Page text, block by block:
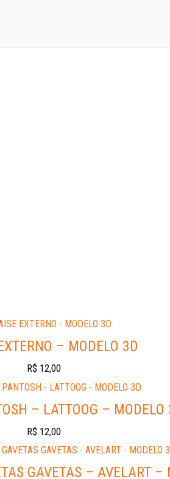
– MODELO 3D
R$ 12,00
– LATTOOG – MODELO
R$ 12,00
GAVETAS – AVELART –